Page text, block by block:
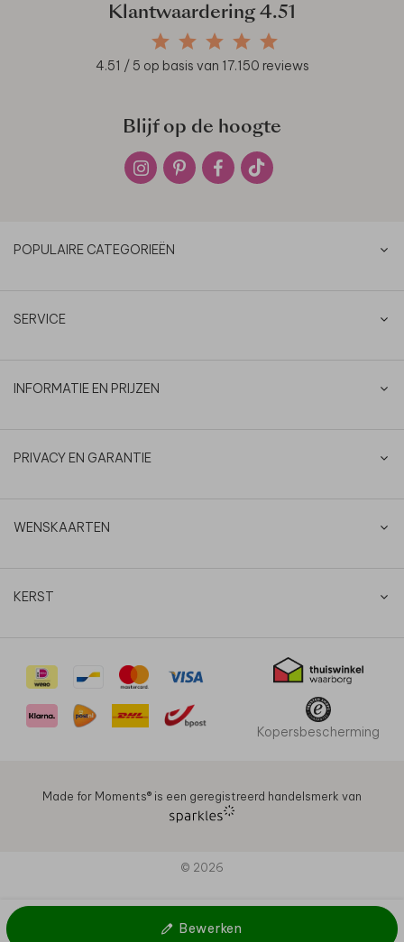
Bewerken
Klantwaardering 4.51
4.51 / 5 op basis van 17.150 reviews
Blijf op de hoogte
POPULAIRE CATEGORIEËN
SERVICE
INFORMATIE EN PRIJZEN
PRIVACY EN GARANTIE
WENSKAARTEN
KERST
Kopersbescherming
Made for Moments®️ is een geregistreerd handelsmerk van
© 2026